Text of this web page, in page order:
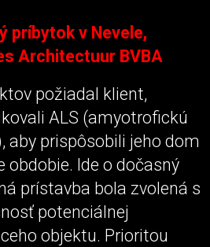
príbytok v Nevele,
Architectuur BVBA
požiadal klient,
ALS (amyotrofickú
aby prispôsobili jeho dom
obdobie. Ide o dočasný
prístavba bola zvolená s
potenciálnej
objektu. Prioritou